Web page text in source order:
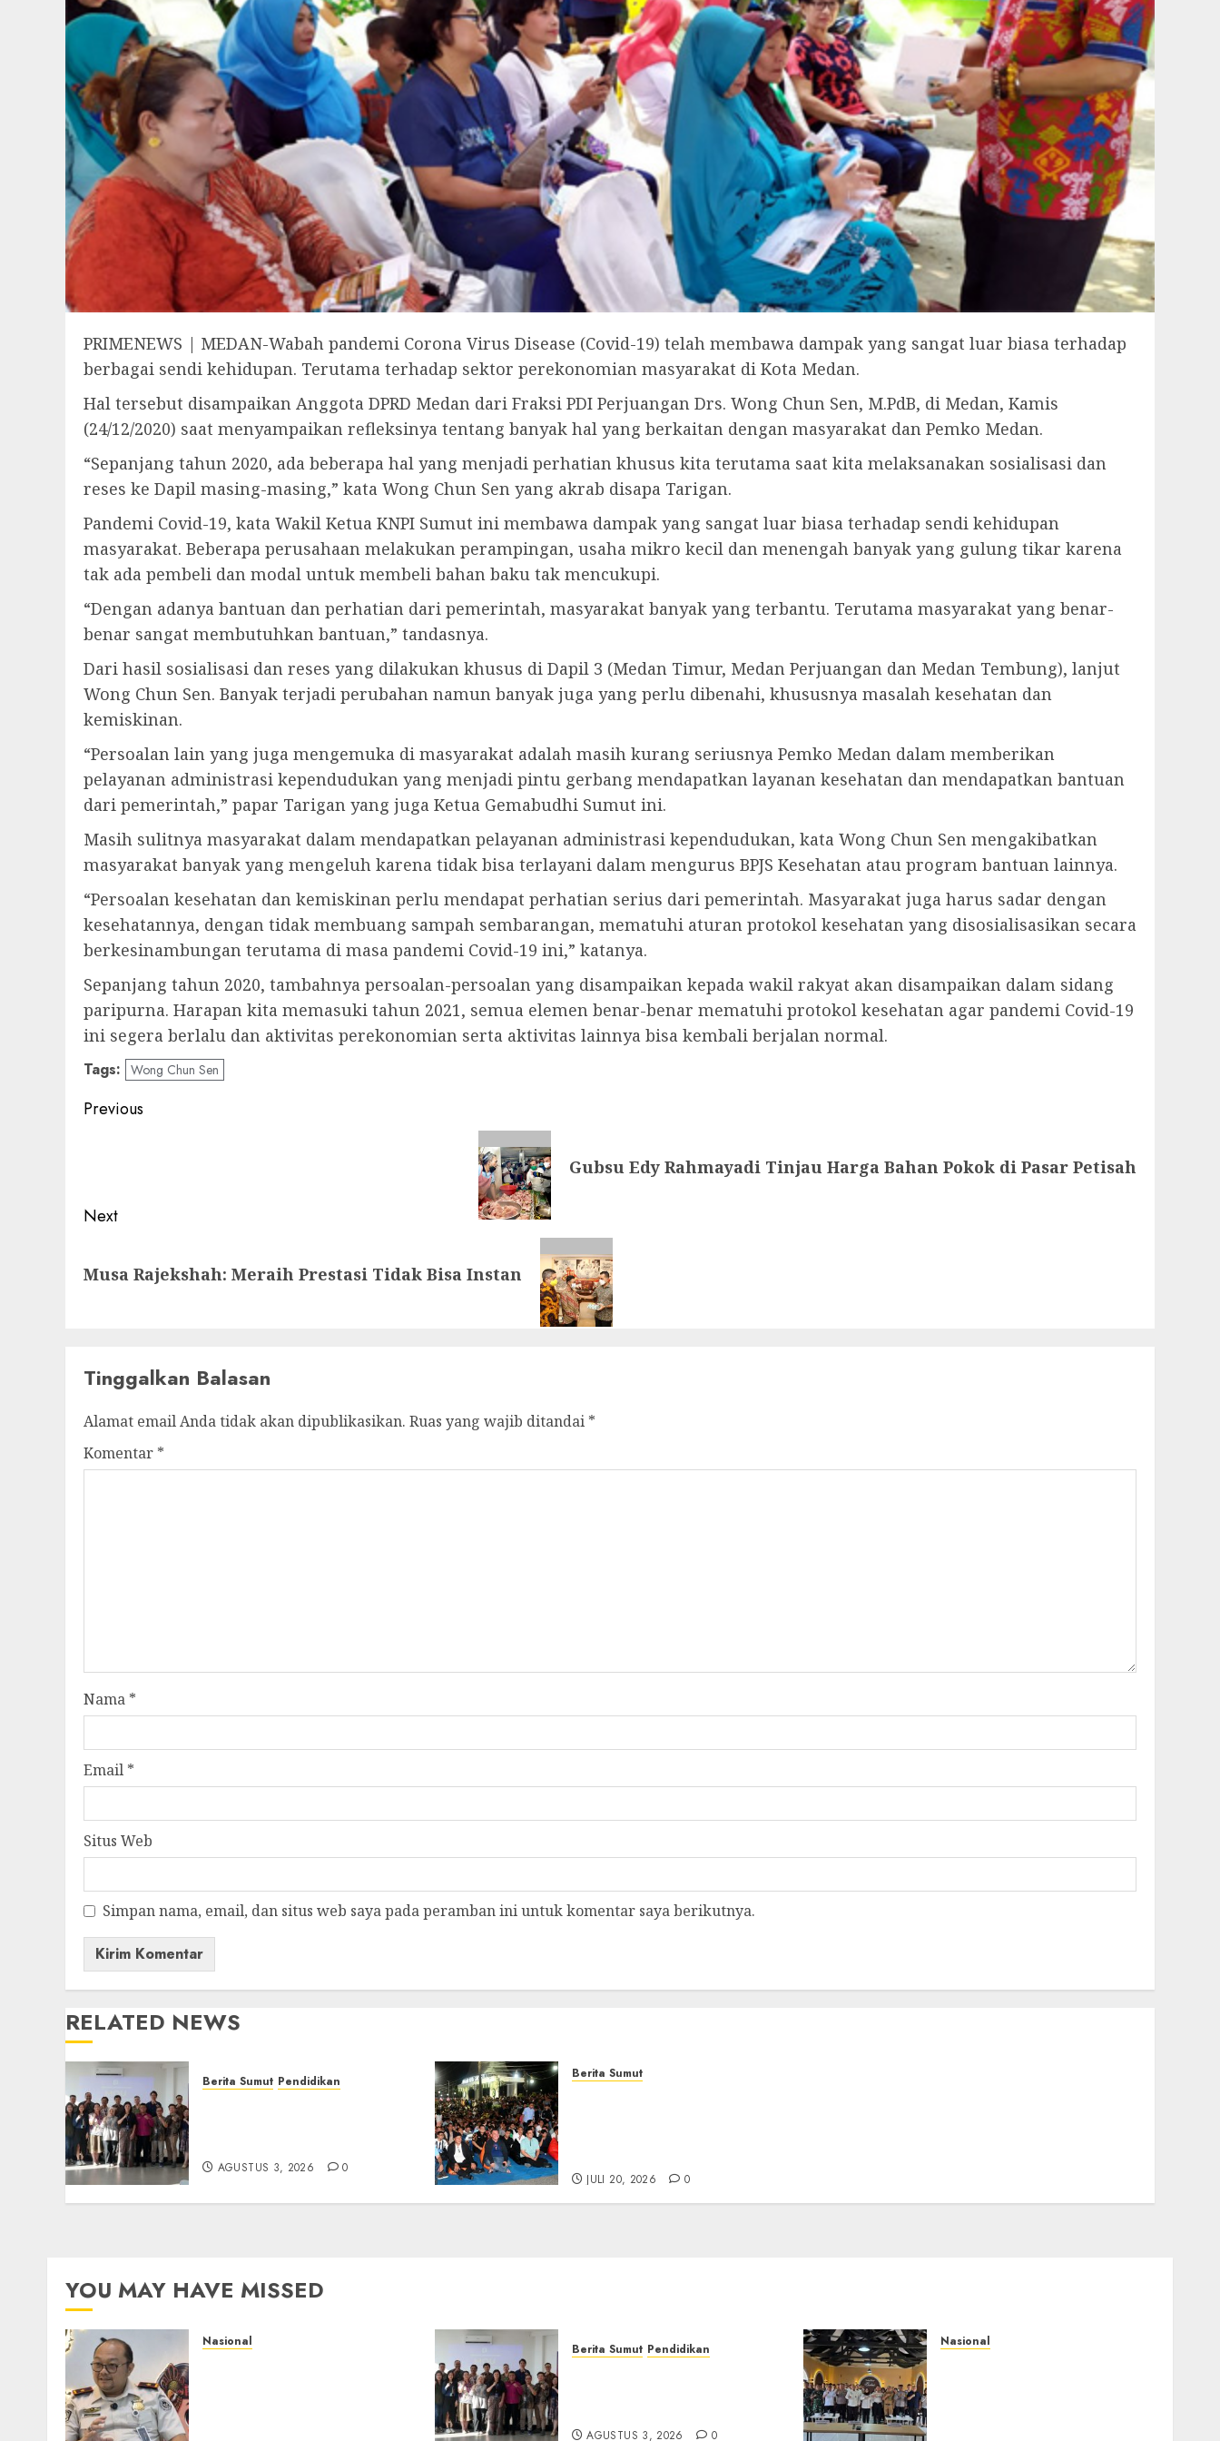
PRIMENEWS | MEDAN-Wabah pandemi Corona Virus Disease (Covid-19) telah membawa dampak yang sangat luar biasa terhadap
berbagai sendi kehidupan. Terutama terhadap sektor perekonomian masyarakat di Kota Medan.
Hal tersebut disampaikan Anggota DPRD Medan dari Fraksi PDI Perjuangan Drs. Wong Chun Sen, M.PdB, di Medan, Kamis
(24/12/2020) saat menyampaikan refleksinya tentang banyak hal yang berkaitan dengan masyarakat dan Pemko Medan.
“Sepanjang tahun 2020, ada beberapa hal yang menjadi perhatian khusus kita terutama saat kita melaksanakan sosialisasi dan
reses ke Dapil masing-masing,” kata Wong Chun Sen yang akrab disapa Tarigan.
Pandemi Covid-19, kata Wakil Ketua KNPI Sumut ini membawa dampak yang sangat luar biasa terhadap sendi kehidupan
masyarakat. Beberapa perusahaan melakukan perampingan, usaha mikro kecil dan menengah banyak yang gulung tikar karena
tak ada pembeli dan modal untuk membeli bahan baku tak mencukupi.
“Dengan adanya bantuan dan perhatian dari pemerintah, masyarakat banyak yang terbantu. Terutama masyarakat yang benar-
benar sangat membutuhkan bantuan,” tandasnya.
Dari hasil sosialisasi dan reses yang dilakukan khusus di Dapil 3 (Medan Timur, Medan Perjuangan dan Medan Tembung), lanjut
Wong Chun Sen. Banyak terjadi perubahan namun banyak juga yang perlu dibenahi, khususnya masalah kesehatan dan
kemiskinan.
“Persoalan lain yang juga mengemuka di masyarakat adalah masih kurang seriusnya Pemko Medan dalam memberikan
pelayanan administrasi kependudukan yang menjadi pintu gerbang mendapatkan layanan kesehatan dan mendapatkan bantuan
dari pemerintah,” papar Tarigan yang juga Ketua Gemabudhi Sumut ini.
Masih sulitnya masyarakat dalam mendapatkan pelayanan administrasi kependudukan, kata Wong Chun Sen mengakibatkan
masyarakat banyak yang mengeluh karena tidak bisa terlayani dalam mengurus BPJS Kesehatan atau program bantuan lainnya.
“Persoalan kesehatan dan kemiskinan perlu mendapat perhatian serius dari pemerintah. Masyarakat juga harus sadar dengan
kesehatannya, dengan tidak membuang sampah sembarangan, mematuhi aturan protokol kesehatan yang disosialisasikan secara
berkesinambungan terutama di masa pandemi Covid-19 ini,” katanya.
Sepanjang tahun 2020, tambahnya persoalan-persoalan yang disampaikan kepada wakil rakyat akan disampaikan dalam sidang
paripurna. Harapan kita memasuki tahun 2021, semua elemen benar-benar mematuhi protokol kesehatan agar pandemi Covid-19
ini segera berlalu dan aktivitas perekonomian serta aktivitas lainnya bisa kembali berjalan normal.
Tags: Wong Chun Sen
Post
Previous
Gubsu Edy Rahmayadi Tinjau Harga Bahan Pokok di Pasar Petisah
Next
post:
Musa Rajekshah: Meraih Prestasi Tidak Bisa Instan
Tinggalkan Balasan
Alamat email Anda tidak akan dipublikasikan. Ruas yang wajib ditandai *
Komentar *
Nama *
Email *
Situs Web
Simpan nama, email, dan situs web saya pada peramban ini untuk komentar saya berikutnya.
RELATED NEWS
Berita Sumut Pendidikan
AGUSTUS 3, 2026 0
Berita Sumut
JULI 20, 2026 0
YOU MAY HAVE MISSED
Nasional Berita Sumut Pendidikan
AGUSTUS 3, 2026 0
Nasional